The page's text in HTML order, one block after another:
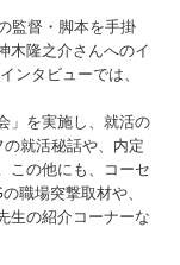
監督・脚本を手掛
木隆之介さんへのイ
ンタビューでは、
」を実施し、就活の
就活秘話や、内定
この他にも、コーセ
職場突撃取材や、
生の紹介コーナーな